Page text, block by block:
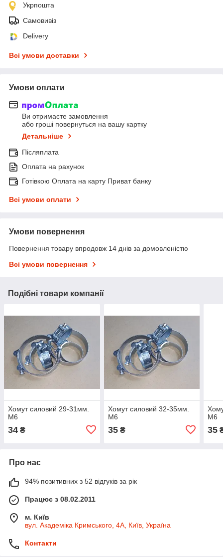
Укрпошта
Самовивіз
Delivery
Всі умови доставки
Умови оплати
Ви отримаєте замовлення
або гроші повернуться на вашу картку
Детальніше
Післяплата
Оплата на рахунок
Готівкою Оплата на карту Приват банку
Всі умови оплати
Умови повернення
Повернення товару впродовж 14 днів за домовленістю
Всі умови повернення
Подібні товари компанії
Хомут силовий 29-31мм.
М6
34 ₴
Хомут силовий 32-35мм.
М6
35₴
М6
35
Про нас
94% позитивних з 52 відгуків за рік
Працює з 08.02.2011
м. Київ
вул. Академіка Кримського, 4А, Київ, Україна
Контакти